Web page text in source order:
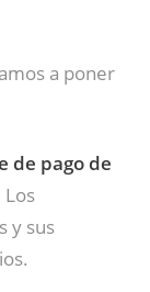
a poner
de pago de
Los
y sus